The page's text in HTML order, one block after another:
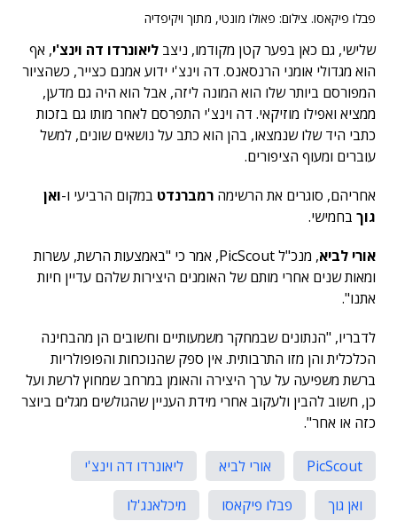
פבלו פיקאסו. צילום: פאולו מונטי, מתוך ויקיפדיה
שלישי, גם כאן בפער קטן מקודמו, ניצב ליאונרדו דה וינצ'י, אף
הוא מגדולי אומני הרנסאנס. דה וינצ'י ידוע אמנם כצייר, כשהציור
המפורסם ביותר שלו הוא המונה ליזה, אבל הוא היה גם מדען,
ממציא ואפילו מוזיקאי. דה וינצ'י התפרסם לאחר מותו גם בזכות
כתבי היד שלו שנמצאו, בהן הוא כתב על נושאים שונים, למשל
עוברים ומעוף הציפורים.
אחריהם, סוגרים את הרשימה רמברנדט במקום הרביעי ו-ואן
גוך בחמישי.
אורי לביא
, מנכ"ל PicScout, אמר כי "באמצעות הרשת, עשרות
ומאות שנים אחרי מותם של האומנים היצירות שלהם עדיין חיות
אתנו".
לדבריו, "הנתונים שבמחקר משמעותיים וחשובים הן מהבחינה
הכלכלית והן מזו התרבותית. אין ספק שהנוכחות והפופולריות
ברשת משפיעה על ערך היצירה והאומן במרחב שמחוץ לרשת ועל
כן, חשוב להבין ולעקוב אחרי מידת העניין שהגולשים מגלים ביוצר
כזה או אחר".
PicScout אורי לביא
ליאונרדו דה וינצ'י
ואן גוך
פבלו פיקאסו
מיכלאנג'לו